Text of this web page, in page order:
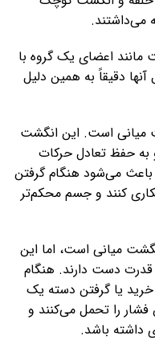
مانند اعضای یک گروه با
دقیقاً به همین دلیل
میانی است. این انگشت
حفظ تعادل حرکات
می‌شود هنگام گرفتن
کنند و جسم محکم‌تر
میانی است، اما این
دست دارند. هنگام
یا گرفتن دسته یک
فشار را تحمل می‌کنند و
داشته باشد.